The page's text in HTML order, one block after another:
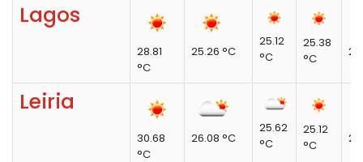
Lagos
28.81
°C
25.26 °C
25.12
°C
25.38
°C
Leiria
30.68
°C
26.08 °C
25.62
°C
25.12
°C